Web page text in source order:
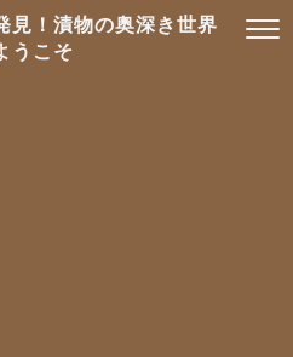
見！漬物の奥深き世界
うこそ